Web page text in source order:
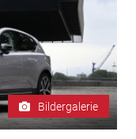
Bildergalerie